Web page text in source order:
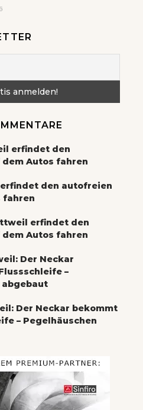
erfindet den
Autos fahren
den autofreien
fahren
erfindet den
Autos fahren
Der Neckar
–
Der Neckar bekommt
– Pegelhäuschen